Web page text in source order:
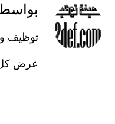
توظيف
عرض كل